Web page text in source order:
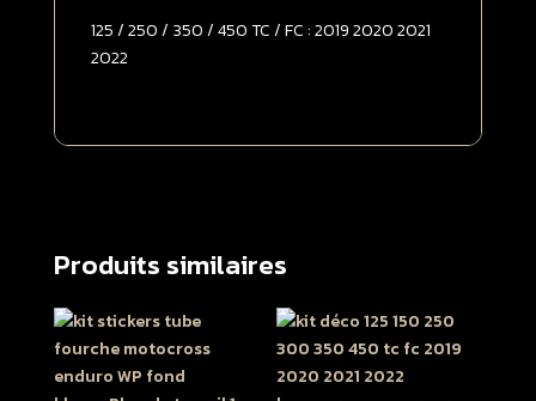
>
2022
125 / 250 / 350 / 450 TC / FC : 2019 2020 2021
2022
Produits similaires